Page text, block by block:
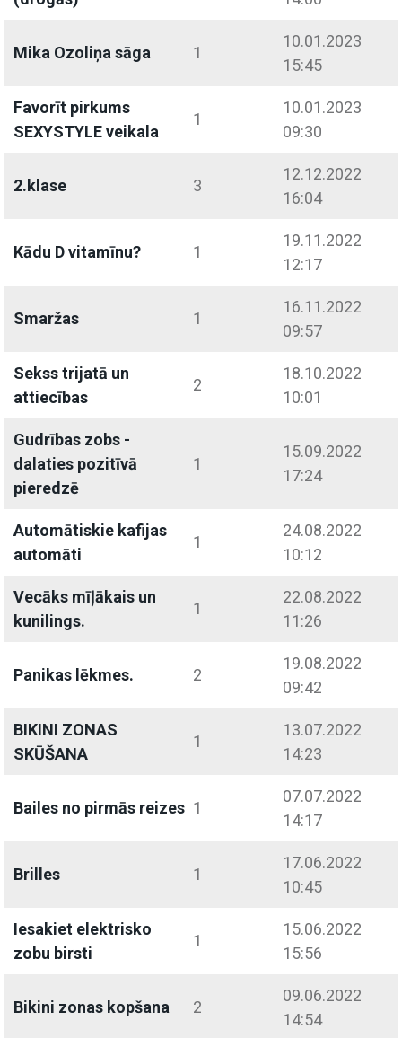
Mika Ozoliņa sāga 1
10.01.2023
15:45
Favorīt pirkums
SEXYSTYLE veikala
1
10.01.2023
09:30
2.klase 3
12.12.2022
16:04
Kādu D vitamīnu? 1
19.11.2022
12:17
Smaržas 1
16.11.2022
09:57
Sekss trijatā un
attiecības
2
18.10.2022
10:01
Gudrības zobs -
dalaties pozitīvā
pieredzē
1
15.09.2022
17:24
Automātiskie kafijas
automāti
1
24.08.2022
10:12
Vecāks mīļākais un
kunilings.
1
22.08.2022
11:26
Panikas lēkmes. 2
19.08.2022
09:42
BIKINI ZONAS
SKŪŠANA
1
13.07.2022
14:23
Bailes no pirmās reizes 1
07.07.2022
14:17
Brilles 1
17.06.2022
10:45
Iesakiet elektrisko
zobu birsti
1
15.06.2022
15:56
Bikini zonas kopšana 2
09.06.2022
14:54